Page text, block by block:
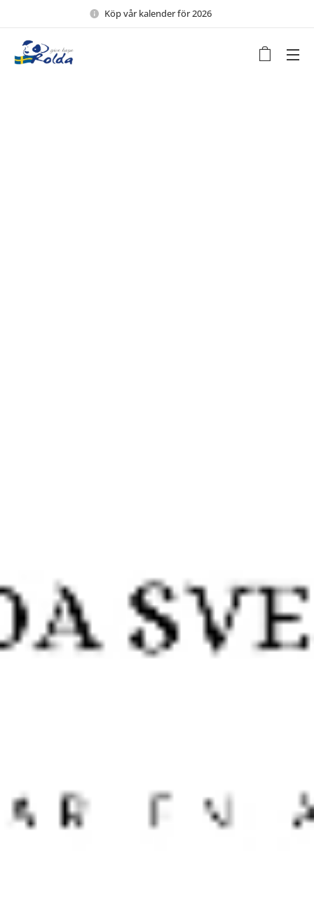
Köp vår kalender för 2026 🖤